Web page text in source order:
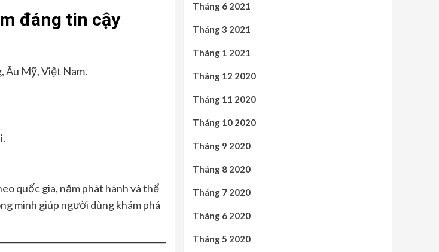
đáng tin cậy
Âu Mỹ, Việt Nam.
quốc gia, năm phát hành và thể
minh giúp người dùng khám phá
Tháng 6 2021
Tháng 3 2021
Tháng 1 2021
Tháng 12 2020
Tháng 11 2020
Tháng 10 2020
Tháng 9 2020
Tháng 8 2020
Tháng 7 2020
Tháng 6 2020
Tháng 5 2020